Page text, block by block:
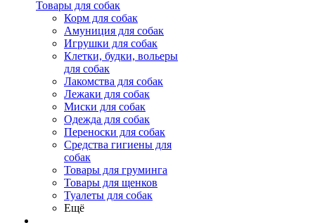
Товары для собак
Корм для собак
Амуниция для собак
Игрушки для собак
Клетки, будки, вольеры
для собак
Лакомства для собак
Лежаки для собак
Миски для собак
Одежда для собак
Переноски для собак
Средства гигиены для
собак
Товары для груминга
Товары для щенков
Туалеты для собак
Ещё